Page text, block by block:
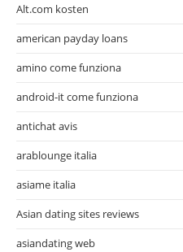
Alt.com kosten
american payday loans
amino come funziona
android-it come funziona
antichat avis
arablounge italia
asiame italia
Asian dating sites reviews
asiandating web